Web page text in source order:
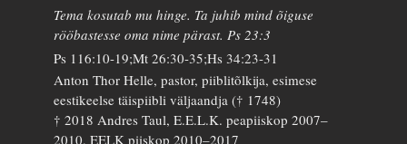
Tema kosutab mu hinge. Ta juhib mind õiguse
rööbastesse oma nime pärast. Ps 23:3
Ps 116:10-19;Mt 26:30-35;Hs 34:23-31
Anton Thor Helle, pastor, piiblitõlkija, esimese
eestikeelse täispiibli väljaandja († 1748)
† 2018 Andres Taul, E.E.L.K. peapiiskop 2007–
2010, EELK piiskop 2010–2017